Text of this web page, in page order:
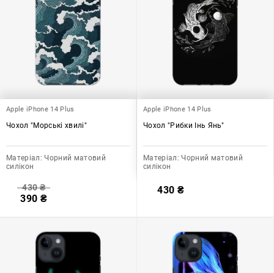
Apple iPhone 14 Plus
Чохол "Морські хвилі"
Матеріал: Чорний матовий
силікон
430₴
390 ₴
Apple iPhone 14 Plus
Чохол "Рибки Інь Янь"
Матеріал: Чорний матовий
силікон
430 ₴